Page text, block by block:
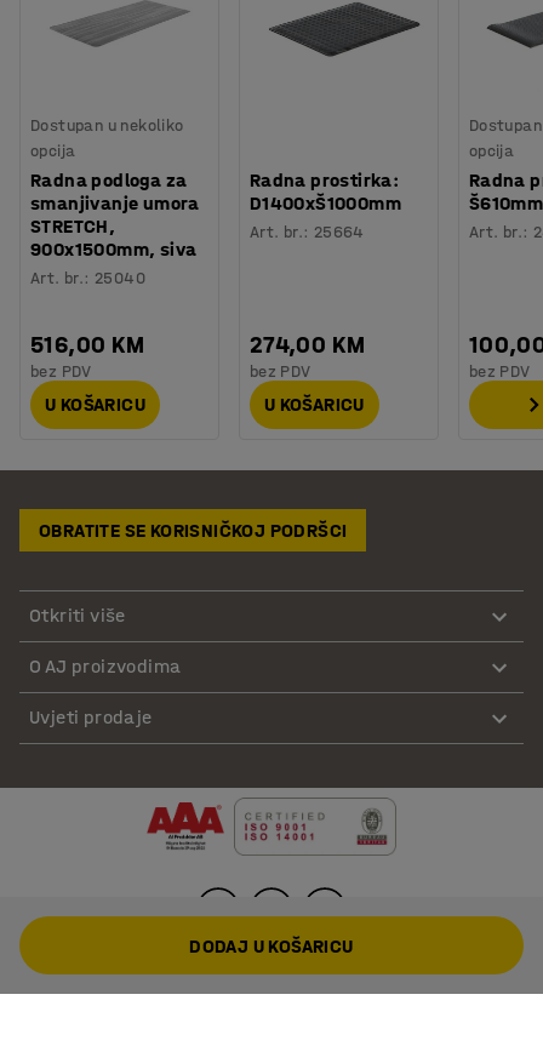
Dostupan u nekoliko
opcija
Radna podloga za
smanjivanje umora
STRETCH,
900x1500mm, siva
Art. br.: 25040
516,00 KM
bez PDV
U KOŠARICU
Radna prostirka:
D1400xŠ1000mm
Art. br.: 25664
274,00 KM
bez PDV
U KOŠARICU
opcija
Radna
Art. br.:
bez PDV
OBRATITE SE KORISNIČKOJ PODRŠCI
Otkriti više
O AJ proizvodima
Uvjeti prodaje
DODAJ U KOŠARICU